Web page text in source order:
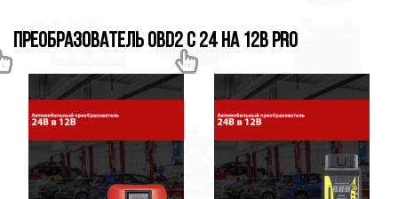
Преобразователь OBD2 с 24 на 12в Pro